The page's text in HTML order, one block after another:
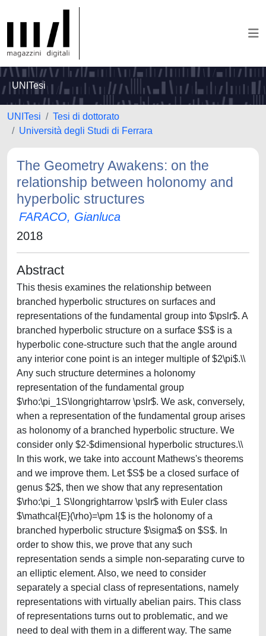
UNITesi
UNITesi
Tesi di dottorato
Università degli Studi di Ferrara
The Geometry Awakens: on the
relationship between holonomy and
hyperbolic structures
FARACO, Gianluca
2018
Abstract
This thesis examines the relationship between
branched hyperbolic structures on surfaces and
representations of the fundamental group into $\pslr$. A
branched hyperbolic structure on a surface $S$ is a
hyperbolic cone-structure such that the angle around
any interior cone point is an integer multiple of $2\pi$.\\
Any such structure determines a holonomy
representation of the fundamental group
$\rho:\pi_1S\longrightarrow \pslr$. We ask, conversely,
when a representation of the fundamental group arises
as holonomy of a branched hyperbolic structure. We
consider only $2-$dimensional hyperbolic structures.\\
In this work, we take into account Mathews's theorems
and we improve them. Let $S$ be a closed surface of
genus $2$, then we show that any representation
$\rho:\pi_1 S\longrightarrow \pslr$ with Euler class
$\mathcal{E}(\rho)=\pm 1$ is the holonomy of a
branched hyperbolic structure $\sigma$ on $S$. In
order to show this, we prove that any such
representation sends a simple non-separating curve to
an elliptic element. Also, we need to consider
separately a special class of representations, namely
representations with virtually abelian pairs. This class
of representations turns out to problematic, and we
need to deal with them in a different way. The same